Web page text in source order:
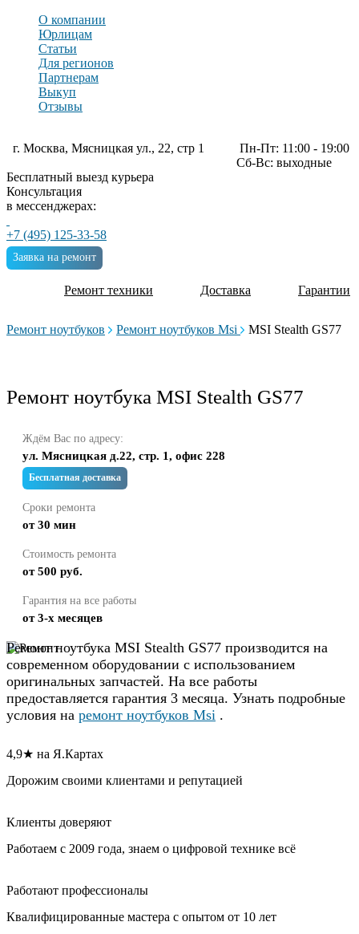
О компании
Юрлицам
Статьи
Для регионов
Партнерам
Выкуп
Отзывы
г. Москва, Мясницкая ул., 22, стр 1
Пн-Пт: 11:00 - 19:00
Сб-Вс: выходные
Бесплатный выезд курьера
Консультация
в мессенджерах:
+7 (495) 125-33-58
Заявка на ремонт
Ремонт техники Доставка Гарантии
Ремонт ноутбуков Ремонт ноутбуков Msi MSI Stealth GS77
Ремонт ноутбука MSI Stealth GS77
Ждём Вас по адресу:
ул. Мясницкая д.22, стр. 1, офис 228
Бесплатная доставка
Сроки ремонта
от 30 мин
Стоимость ремонта
от 500 руб.
Гарантия на все работы
от 3-х месяцев
Ремонт ноутбука MSI Stealth GS77 производится на
современном оборудовании с использованием
оригинальных запчастей. На все работы
предоставляется гарантия 3 месяца. Узнать подробные
условия на ремонт ноутбуков Msi .
4,9★ на Я.Картах
Дорожим своими клиентами и репутацией
Клиенты доверяют
Работаем с 2009 года, знаем о цифровой технике всё
Работают профессионалы
Квалифицированные мастера с опытом от 10 лет